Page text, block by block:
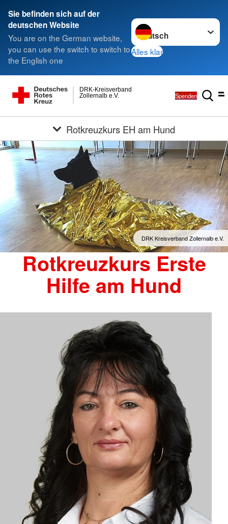
Sie befinden sich auf der
deutschen Website
You are on the German website,
you can use the switch to switch to
the English one
Sprache wechseln zu
Alles klar
Zollernalb e.V.
DRK-Kreisverband
Spenden
Rotkreuzkurs EH am Hund
DRK Kreisverband Zollernalb e.V.
Rotkreuzkurs Erste
Hilfe am Hund